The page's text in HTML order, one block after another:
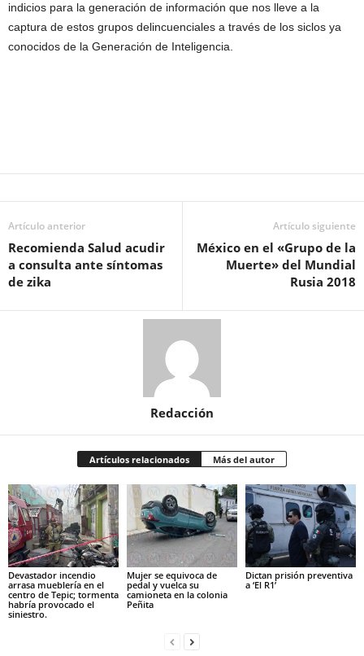
indicios para la generación de información que nos lleve a la
captura de estos grupos delincuenciales a través de los siclos ya
conocidos de la Generación de Inteligencia.
Artículo anterior
Recomienda Salud acudir
a consulta ante síntomas
de zika
Artículo siguiente
México en el «Grupo de la
Muerte» del Mundial
Rusia 2018
Redacción
Artículos relacionados Más del autor
Devastador incendio
arrasa mueblería en el
centro de Tepic; tormenta
habría provocado el
siniestro.
Mujer se equivoca de
pedal y vuelca su
camioneta en la colonia
Peñita
Dictan prisión preventiva
a ‘El R1’